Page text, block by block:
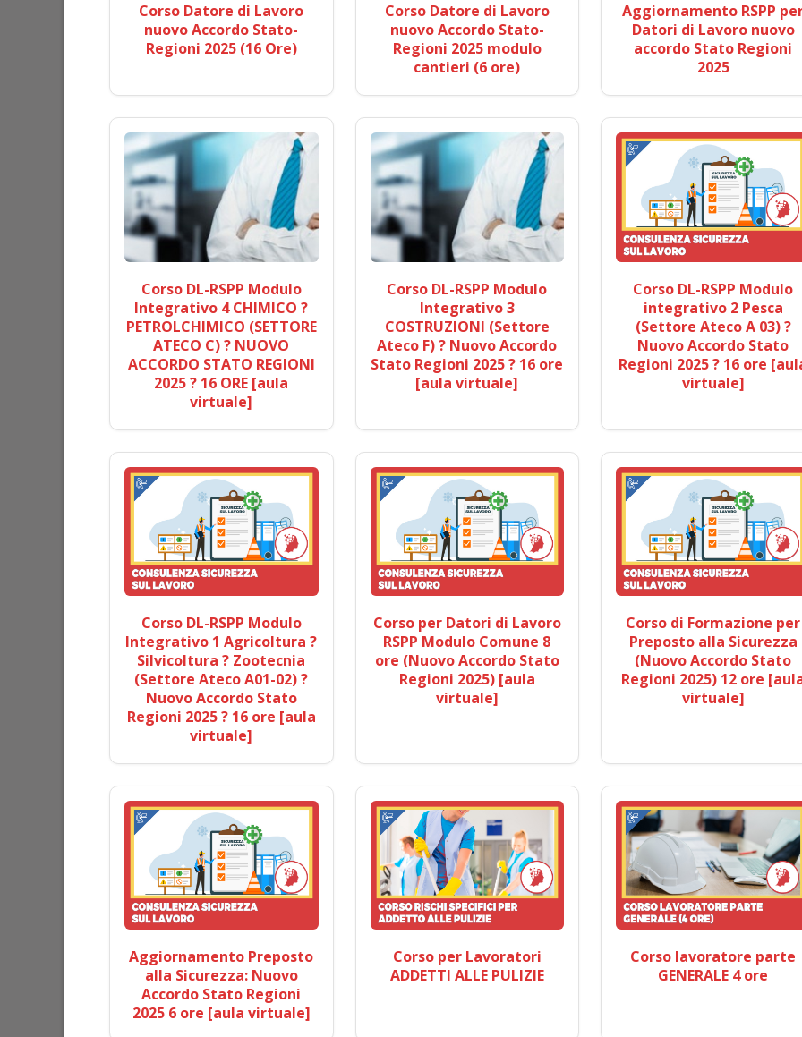
Corso Datore di Lavoro
nuovo Accordo Stato-
Regioni 2025 (16 Ore)
Corso Datore di Lavoro
nuovo Accordo Stato-
Regioni 2025 modulo
cantieri (6 ore)
Aggiornamento RSPP
Datori di Lavoro nuovo
accordo Stato Regioni
2025
Corso DL-RSPP Modulo
Integrativo 4 CHIMICO ?
PETROLCHIMICO (SETTORE
ATECO C) ? NUOVO
ACCORDO STATO REGIONI
2025 ? 16 ORE [aula
virtuale]
Corso DL-RSPP Modulo
Integrativo 3
COSTRUZIONI (Settore
Ateco F) ? Nuovo Accordo
Stato Regioni 2025 ? 16 ore
[aula virtuale]
Corso DL-RSPP Modulo
integrativo 2 Pesca
(Settore Ateco A 03) ?
Nuovo Accordo Stato
Regioni 2025 ? 16 ore
virtuale]
Corso DL-RSPP Modulo
Integrativo 1 Agricoltura ?
Silvicoltura ? Zootecnia
(Settore Ateco A01-02) ?
Nuovo Accordo Stato
Regioni 2025 ? 16 ore [aula
virtuale]
Corso per Datori di Lavoro
RSPP Modulo Comune 8
ore (Nuovo Accordo Stato
Regioni 2025) [aula
virtuale]
Corso di Formazione per
Preposto alla Sicurezza
(Nuovo Accordo Stato
Regioni 2025) 12 ore
virtuale]
Aggiornamento Preposto
alla Sicurezza: Nuovo
Accordo Stato Regioni
2025 6 ore [aula virtuale]
Corso per Lavoratori
ADDETTI ALLE PULIZIE
Corso lavoratore parte
GENERALE 4 ore